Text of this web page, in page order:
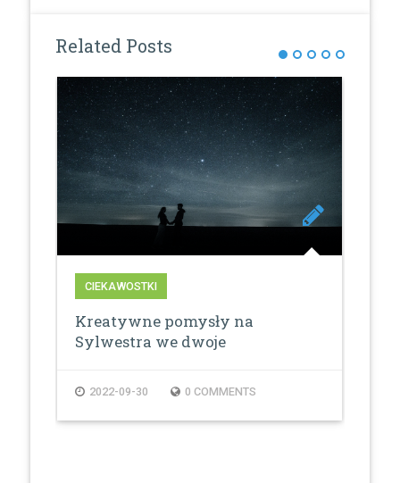
Related Posts
CIEKAWOSTKI
Kreatywne pomysły na
Sylwestra we dwoje
2022-09-30 0 COMMENTS